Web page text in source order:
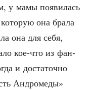
у мамы появи­лась
она бра­ла
она для себя,
кое-что из фан­
и доста­точ­но
Андро­ме­ды»